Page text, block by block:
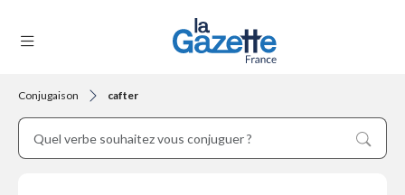
THÉMATIQUES
Conjugaison cafter